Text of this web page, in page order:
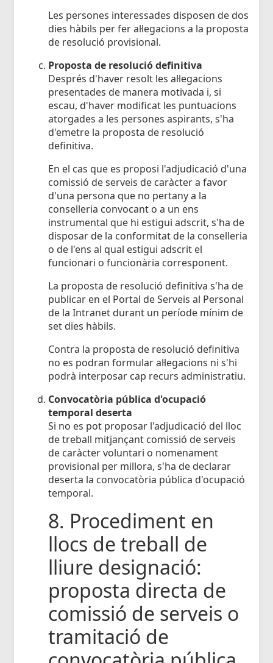
Les persones interessades disposen de dos
dies hàbils per fer al·legacions a la proposta
de resolució provisional.
Proposta de resolució definitiva
Després d'haver resolt les al·legacions
presentades de manera motivada i, si
escau, d'haver modificat les puntuacions
atorgades a les persones aspirants, s'ha
d'emetre la proposta de resolució
definitiva.
En el cas que es proposi l'adjudicació d'una
comissió de serveis de caràcter a favor
d'una persona que no pertany a la
conselleria convocant o a un ens
instrumental que hi estigui adscrit, s'ha de
disposar de la conformitat de la conselleria
o de l'ens al qual estigui adscrit el
funcionari o funcionària corresponent.
La proposta de resolució definitiva s'ha de
publicar en el Portal de Serveis al Personal
de la Intranet durant un període mínim de
set dies hàbils.
Contra la proposta de resolució definitiva
no es podran formular al·legacions ni s'hi
podrà interposar cap recurs administratiu.
Convocatòria pública d'ocupació
temporal deserta
Si no es pot proposar l'adjudicació del lloc
de treball mitjançant comissió de serveis
de caràcter voluntari o nomenament
provisional per millora, s'ha de declarar
deserta la convocatòria pública d'ocupació
temporal.
8. Procediment en
llocs de treball de
lliure designació:
proposta directa de
comissió de serveis o
tramitació de